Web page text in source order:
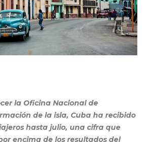
la Oficina Nacional de
de la isla, Cuba ha recibido
hasta julio, una cifra que
encima de los resultados del